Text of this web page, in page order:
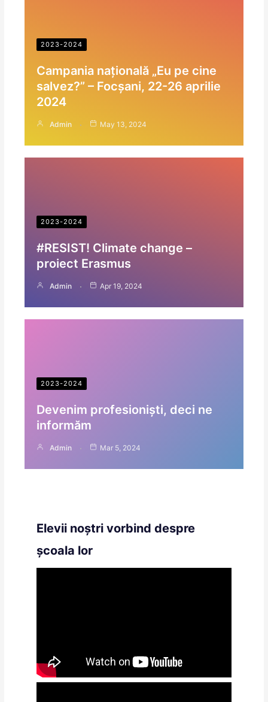
2023-2024
Campania națională „Eu pe cine
salvez?” – Focșani, 22-26 aprilie
2024
Admin May 13, 2024
2023-2024
#RESIST! Climate change –
proiect Erasmus
Admin Apr 19, 2024
2023-2024
Devenim profesioniști, deci ne
informăm
Admin Mar 5, 2024
Elevii noștri vorbind despre
școala lor